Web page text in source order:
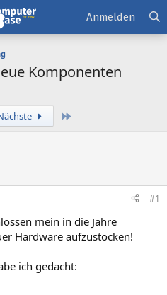
Anmelden
Komponenten
#1
mein in die Jahre
Hardware aufzustocken!
ich gedacht: